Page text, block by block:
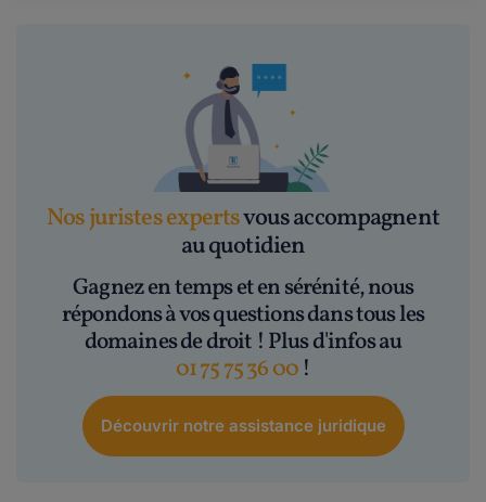
Nos juristes expertsvous accompagnent
au quotidien
Gagnez en temps et en sérénité, nous
répondons à vos questions dans tous les
domaines de droit ! Plus d'infos au
01 75 75 36 00 !
Découvrir notre assistance juridique